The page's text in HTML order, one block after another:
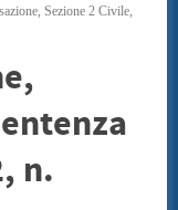
Sezione 2 Civile,
n.